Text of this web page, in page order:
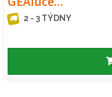
2 - 3 TÝDNY